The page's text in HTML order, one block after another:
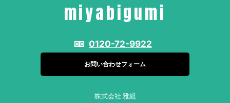
miyabigumi
0120-72-9922
お問い合わせフォーム
株式会社 雅組